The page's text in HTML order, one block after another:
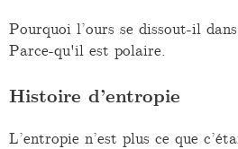
Pourquoi l’ours se dissout-il dans
Parce-qu'il est polaire.
Histoire d’entropie
L’entropie n’est plus ce que